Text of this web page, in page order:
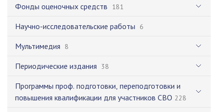
Фонды оценочных средств 181
Научно-исследовательские работы 6
Мультимедия 8
Периодические издания 38
Программы проф. подготовки, переподготовки и
повышения квалификации для участников СВО 228